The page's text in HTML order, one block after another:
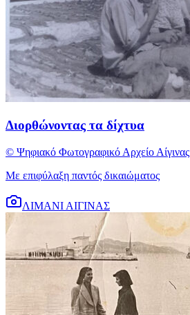
Διορθώνοντας τα δίχτυα
© Ψηφιακό Φωτογραφικό Αρχείο Αίγινας
Με επιφύλαξη παντός δικαιώματος
ΛΙΜΑΝΙ ΑΙΓΙΝΑΣ